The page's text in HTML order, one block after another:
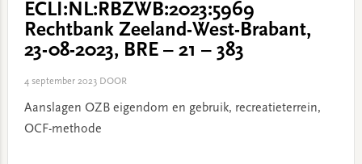
ECLI:NL:RBZWB:2023:5969
Rechtbank Zeeland-West-Brabant,
23-08-2023, BRE – 21 – 383
4 september 2023DOOR
Aanslagen OZB eigendom en gebruik, recreatieterrein,
OCF-methode